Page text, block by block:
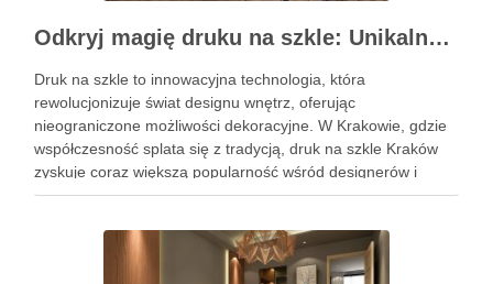
Odkryj magię druku na szkle: Unikalne dekoracje wnętrz
Druk na szkle to innowacyjna technologia, która
rewolucjonizuje świat designu wnętrz, oferując
nieograniczone możliwości dekoracyjne. W Krakowie, gdzie
współczesność splata się z tradycją, druk na szkle Kraków
zyskuje coraz większą popularność wśród designerów i
właścicieli domów, pragnących wprowadzić do swoich
wykorzystać tę …